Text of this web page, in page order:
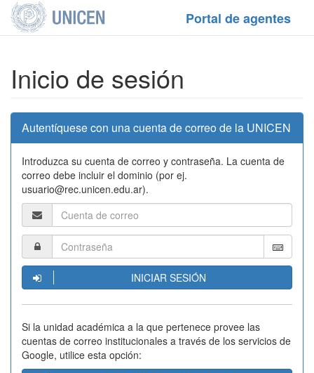
Portal de agentes
Inicio de sesión
Autentíquese con una cuenta de correo de la UNICEN
Introduzca su cuenta de correo y contraseña. La cuenta de
correo debe incluir el dominio (por ej.
usuario@rec.unicen.edu.ar).
INICIAR SESIÓN
Si la unidad académica a la que pertenece provee las
cuentas de correo institucionales a través de los servicios de
Google, utilice esta opción: